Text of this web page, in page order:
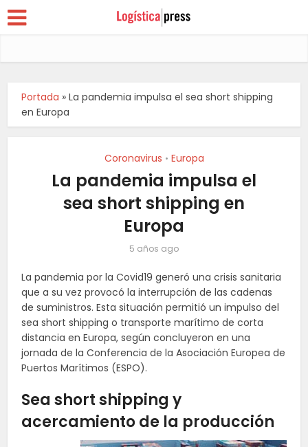
Portada »La pandemia impulsa el sea short shipping
en Europa
Coronavirus • Europa
La pandemia impulsa el
sea short shipping en
Europa
5 años ago
La pandemia por la Covid19 generó una crisis sanitaria
que a su vez provocó la interrupción de las cadenas
de suministros. Esta situación permitió un impulso del
sea short shipping o transporte marítimo de corta
distancia en Europa, según concluyeron en una
jornada de la Conferencia de la Asociación Europea de
Puertos Marítimos (ESPO).
Sea short shipping y
acercamiento de la producción